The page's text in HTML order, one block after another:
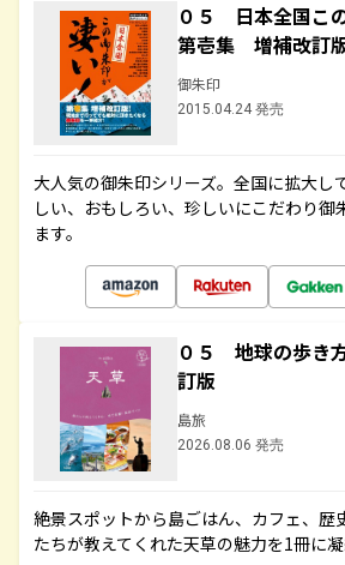
０５ 日本全国こ
第壱集 増補改訂
御朱印
2015.04.24 発売
大人気の御朱印シリーズ。全国に拡大し
しい、おもしろい、珍しいにこだわり御
ます。
０５ 地球の歩
訂版
島旅
2026.08.06 発売
絶景スポットから島ごはん、カフェ、歴
たちが教えてくれた天草の魅力を1冊に凝